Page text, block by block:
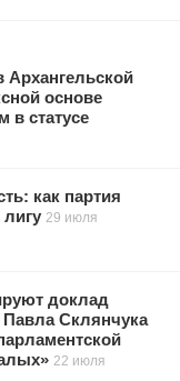
Архангельской
основе
в статусе
как партия
29 июля
доклад
Павла Склянчука
22 июля